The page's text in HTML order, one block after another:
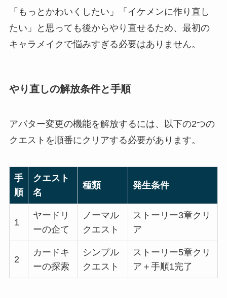
「もっとかわいくしたい」「イケメンに作り直し
たい」と思っても後からやり直せるため、最初の
キャラメイクで悩みすぎる必要はありません。
やり直しの解放条件と手順
アバター変更の機能を解放するには、以下の2つの
クエストを順番にクリアする必要があります。
手
順
クエスト
名
種類 発生条件
1
ヤードリ
ーの企て
ノーマル
クエスト
ストーリー3章クリ
ア
2
カードキ
ーの探索
シンプル
クエスト
ストーリー5章クリ
ア＋手順1完了